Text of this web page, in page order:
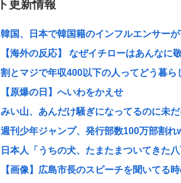
更新情報
韓国、日本で韓国籍のインフルエンサー
【海外の反応】 なぜイチローはあんなに
割とマジで年収400以下の人ってどう暮ら
【原爆の日】へいわをかえせ
みい山、あんだけ騒ぎになってるのに未
週刊少年ジャンプ、発行部数100万部割れ
日本人「うちの犬、たまたまついてきた
【画像】広島市長のスピーチを聞いてる